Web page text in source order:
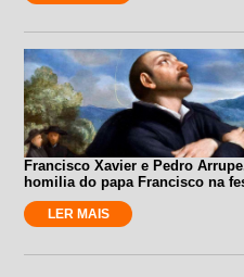
Francisco Xavier e Pedro
homilia do papa Francisco na
LER MAIS